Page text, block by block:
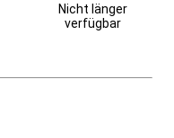
Nicht länger
verfügbar